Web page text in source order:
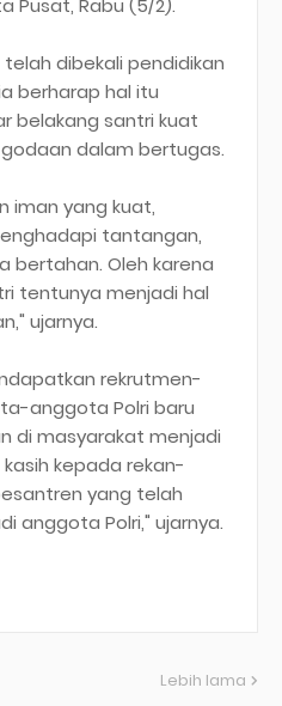
Pusat, Rabu (5/2).
dibekali pendidikan
berharap hal itu
belakang santri kuat
dalam bertugas.
iman yang kuat,
tantangan,
bertahan. Oleh karena
tentunya menjadi hal
ujarnya.
rekrutmen-
anggota Polri baru
di masyarakat menjadi
kepada rekan-
yang telah
anggota Polri," ujarnya.
Lebih lama